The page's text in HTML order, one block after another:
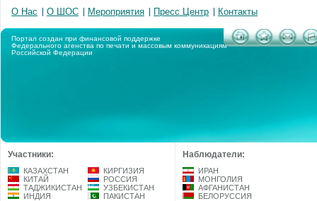
О Нас О ШОС Мероприятия Пресс Центр Контакты
Портал создан при финансовой поддержке
Федерального агенства по печати и массовым коммуникациям
Российской Федерации
Участники: Наблюдатели:
КАЗАХСТАН
КИТАЙ
ТАДЖИКИСТАН
ИНДИЯ
КИРГИЗИЯ
РОССИЯ
УЗБЕКИСТАН
ПАКИСТАН
ИРАН
МОНГОЛИЯ
АФГАНИСТАН
БЕЛОРУССИЯ